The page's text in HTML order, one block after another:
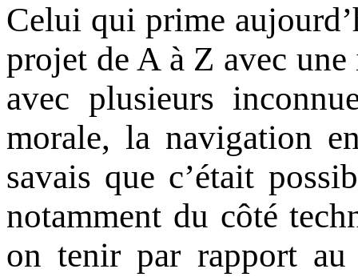
Celui qui prime
projet de A à Z avec
avec plusieurs
morale, la navigation
savais que c’était
notamment du côté
on tenir par rapport